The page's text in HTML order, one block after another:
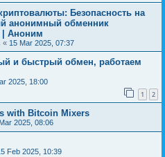
Безопасность на
анонимный обменник
| Аноним
« 15 Mar 2025, 07:37
и быстрый обмен, работаем
2025, 18:00
1 2
with Bitcoin Mixers
2025, 08:06
Feb 2025, 10:39